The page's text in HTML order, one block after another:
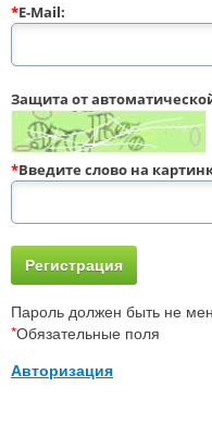
*E-Mail:
Защита от
*Введите слово на
Пароль должен быть не
*Обязательные поля
Авторизация